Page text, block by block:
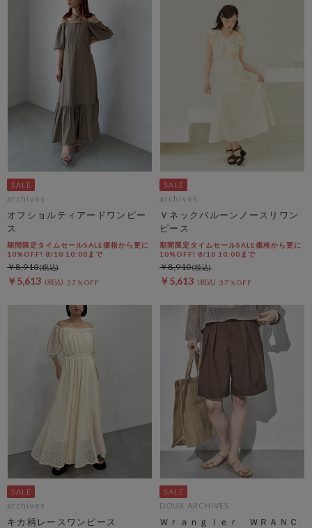
archives
オフショルティアードワンピー
ス
期間限定タイムセールSALE価格から更に
10%OFF! 8/10 10:00まで
￥5,613 37％OFF
￥8,910
archives
Ｖネックバルーンノースリワン
ピース
期間限定タイムセールSALE価格から更に
10%OFF! 8/10 10:00まで
￥5,613 37％OFF
￥8,910
archives
キカ柄レースワンピース
DOUX ARCHIVES
Ｗｒａｎｇｌｅｒ ＷＲＡＮＣ